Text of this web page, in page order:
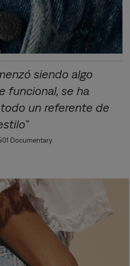
siendo algo
funcional, se ha
un referente de
Documentary